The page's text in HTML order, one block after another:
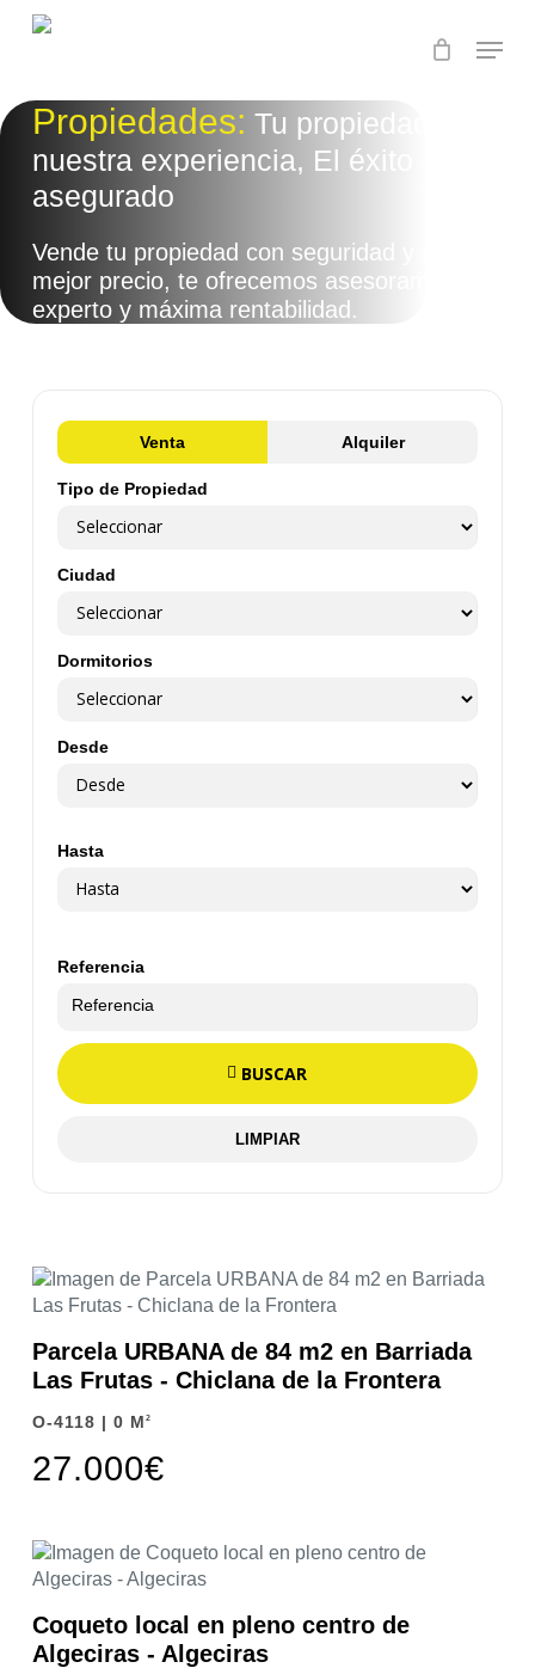
Skip
Menu
Propiedades: Tu propiedad,
nuestra experiencia, El éxito
asegurado
Vende tu propiedad con seguridad y al
mejor precio, te ofrecemos asesoramiento
experto y máxima rentabilidad.
Venta Alquiler
Tipo de Propiedad
Ciudad
Dormitorios
Desde
Hasta
Referencia
BUSCAR
LIMPIAR
Parcela URBANA de 84 m2 en Barriada
Las Frutas - Chiclana de la Frontera
O-4118 | 0 M 2
27.000€
Coqueto local en pleno centro de
Algeciras - Algeciras